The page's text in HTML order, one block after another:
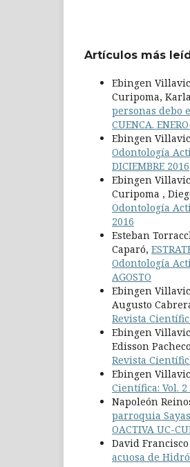
Artículos más
Ebingen
Curipoma,
personas debo
CUENCA.
Ebingen
Odontología
DICIEMBRE 2016
Ebingen
Curipoma ,
Odontología
2016
Esteban
Caparó,
Odontología
AGOSTO
Ebingen
Augusto
Revista
Ebingen
Edisson
Revista
Ebingen
Científica: Vol. 2
Napoleón
parroquia
OACTIVA UC-
David
acuosa de